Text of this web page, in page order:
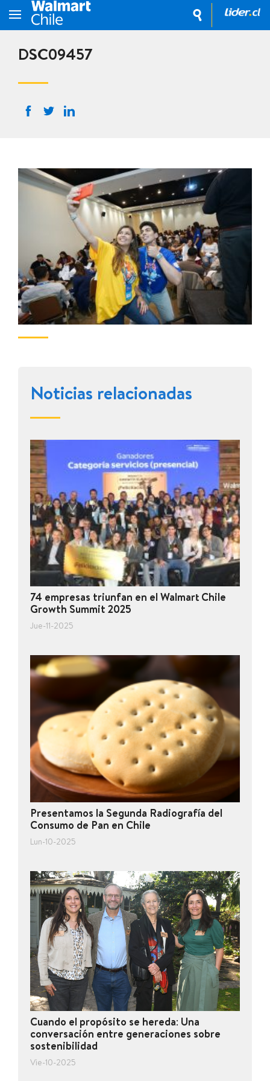
DSC09457
Noticias relacionadas
74 empresas triunfan en el Walmart Chile
Growth Summit 2025
Jue-11-2025
Presentamos la Segunda Radiografía del
Consumo de Pan en Chile
Lun-10-2025
Cuando el propósito se hereda: Una
conversación entre generaciones sobre
sostenibilidad
Vie-10-2025